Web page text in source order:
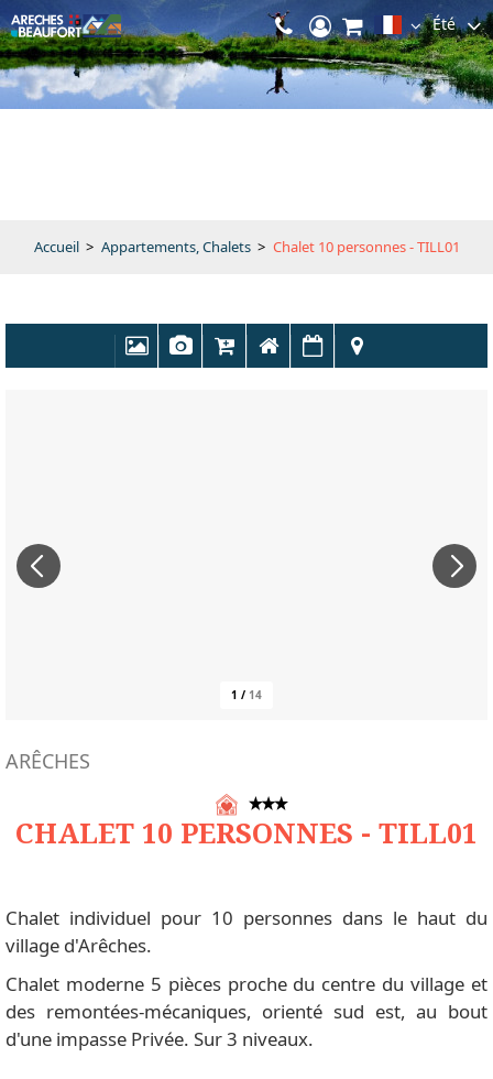
Été
Accueil > Appartements, Chalets > Chalet 10 personnes - TILL01
1 / 14
CHALET 10 PERSONNES - TILL01
ARÊCHES
Chalet individuel pour 10 personnes dans le haut du
village d'Arêches.
Chalet moderne 5 pièces proche du centre du village et
des remontées-mécaniques, orienté sud est, au bout
d'une impasse Privée. Sur 3 niveaux.